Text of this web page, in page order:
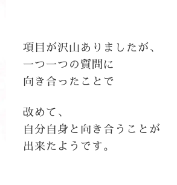
項目が沢山ありましたが、
一つ一つの質問に
向き合ったことで
改めて、
自分自身と向き合うことが
出来たようです。